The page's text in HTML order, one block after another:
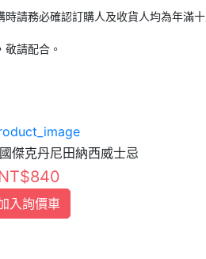
請務必確認訂購人及收貨人均為年滿
請配合。
傑克丹尼田納西威士忌
入詢價車